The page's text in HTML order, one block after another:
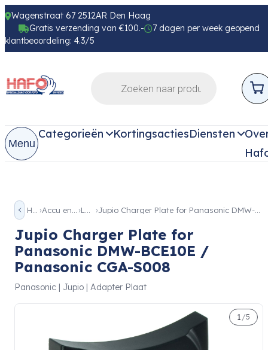
Wagenstraat 67 2512AR Den Haag
Gratis verzending van €100.-
7 dagen per week geopend
klantbeoordeling: 4.3/5
Menu
Categorieën KortingsactiesDiensten
Home Accu en Voeding Laders Jupio Charger Plate for Panasonic DMW-BCE10E / Panasonic CGA-S008
Jupio Charger Plate for
Panasonic DMW-BCE10E /
Panasonic CGA-S008
Panasonic | Jupio | Adapter Plaat
1 /5